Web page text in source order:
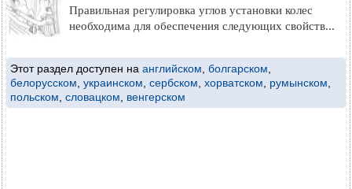
Правильная регулировка углов установки колес
необходима для обеспечения следующих свойств...
Этот раздел доступен на английском болгарском
белорусском украинском сербском хорватском румынском
польском словацком венгерском